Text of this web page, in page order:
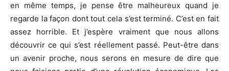
en même temps, je pense être malheureux quand je
regarde la façon dont tout cela s’est terminé. C’est en fait
assez horrible. Et j’espère vraiment que nous allons
découvrir ce qui s’est réellement passé. Peut-être dans
un avenir proche, nous serons en mesure de dire que